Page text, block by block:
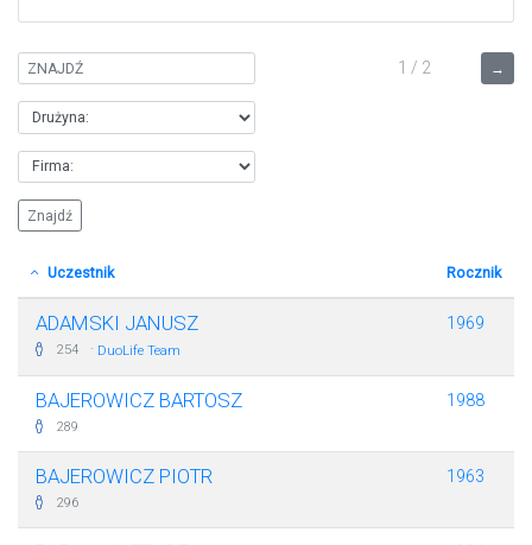
→
1 / 2
Uczestnik Rocznik
ADAMSKI JANUSZ
254 · DuoLife Team
1969
BAJEROWICZ BARTOSZ
289
1988
BAJEROWICZ PIOTR
296
1963